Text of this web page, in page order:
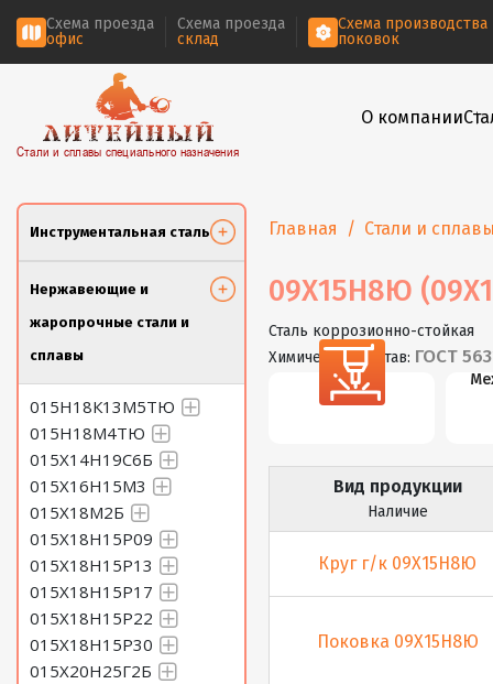
Схема проезда
офис
Схема проезда
склад
Схема производства
поковок
Стали и сплавы специального назначения
О компании
Инструментальная сталь
Нержавеющие и
жаропрочные стали и
сплавы
015Н18К13М5ТЮ
015Н18М4ТЮ
015Х14Н19С6Б
015Х16Н15М3
015Х18М2Б
015Х18Н15Р09
015Х18Н15Р13
015Х18Н15Р17
015Х18Н15Р22
015Х18Н15Р30
015Х20Н25Г2Б
Главная Стали и
09Х15Н8Ю
Сталь коррозионно-стойкая
Химический состав: ГОСТ
Резка
Вид продукции
Наличие
Круг г/к 09Х15Н8Ю
Поковка 09Х15Н8Ю